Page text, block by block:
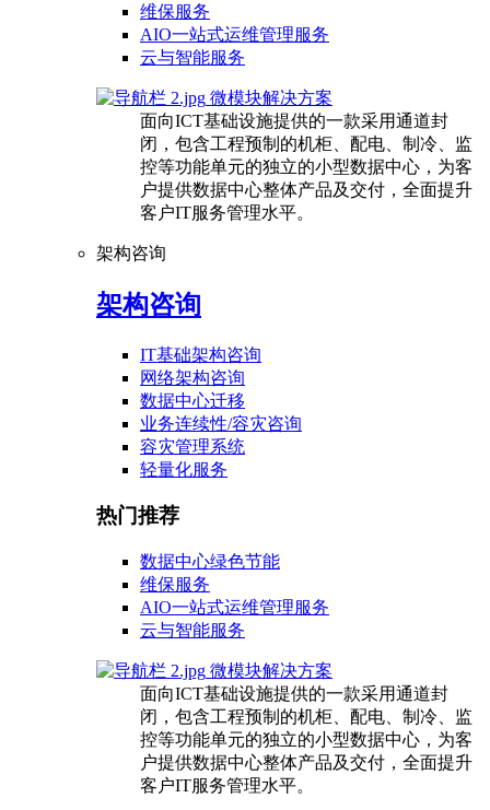
维保服务
AIO一站式运维管理服务
云与智能服务
微模块解决方案
面向ICT基础设施提供的一款采用通道封
闭，包含工程预制的机柜、配电、制冷、监
控等功能单元的独立的小型数据中心，为客
户提供数据中心整体产品及交付，全面提升
客户IT服务管理水平。
架构咨询
架构咨询
IT基础架构咨询
网络架构咨询
数据中心迁移
业务连续性/容灾咨询
容灾管理系统
轻量化服务
热门推荐
数据中心绿色节能
维保服务
AIO一站式运维管理服务
云与智能服务
微模块解决方案
面向ICT基础设施提供的一款采用通道封
闭，包含工程预制的机柜、配电、制冷、监
控等功能单元的独立的小型数据中心，为客
户提供数据中心整体产品及交付，全面提升
客户IT服务管理水平。